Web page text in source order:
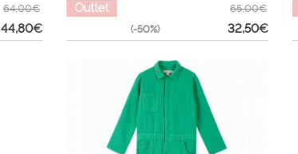
64,00€
44,80€
Outlet
(-50%)
65,00€
32,50€